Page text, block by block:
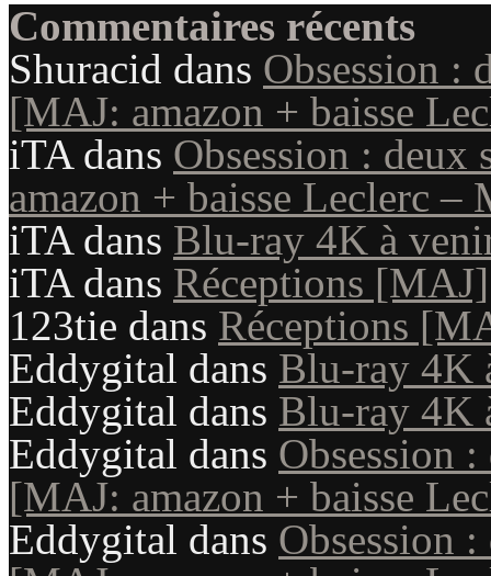
Commentaires récents
Shuracid dans Obsession :
[MAJ: amazon + baisse
iTAdans Obsession : deux
amazon + baisse Leclerc
iTAdans Blu-ray 4K à
iTAdans Réceptions [MAJ]
123tie dans Réceptions
Eddygital dans Blu-ray 4K
Eddygital dans Blu-ray 4K
Eddygital dans Obsession :
[MAJ: amazon + baisse
Eddygital dans Obsession :